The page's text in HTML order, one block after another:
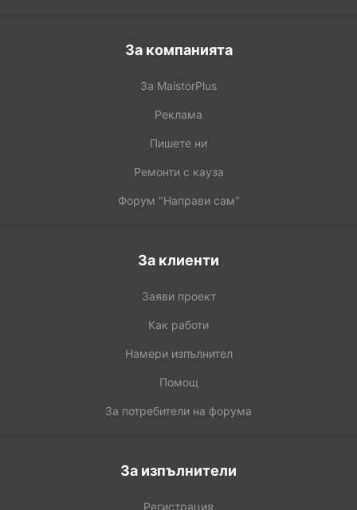
За компанията
За MaistorPlus
Реклама
Пишете ни
Ремонти с кауза
Форум "Направи сам"
За клиенти
Заяви проект
Как работи
Намери изпълнител
Помощ
За потребители на форума
За изпълнители
Регистрация